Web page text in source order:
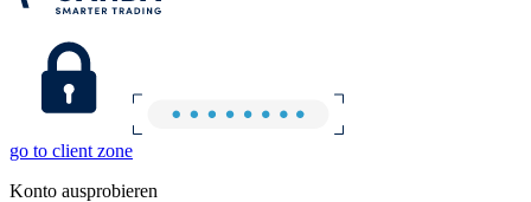
go to client zone
Konto ausprobieren